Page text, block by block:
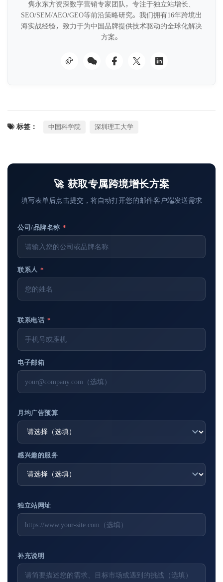
隽永东方资深数字营销专家团队，专注于独立站增长、
SEO/SEM/AEO/GEO等前沿策略研究。我们拥有16年跨境出
海实战经验，致力于为中国品牌提供技术驱动的全球化解决
方案。
标签： 中国科学院 深圳理工大学
🚀 获取专属跨境增长方案
填写表单后点击提交，将自动打开您的邮件客户端发送需求
公司/品牌名称 *
联系人 *
联系电话 *
电子邮箱
月均广告预算
感兴趣的服务
独立站网址
补充说明